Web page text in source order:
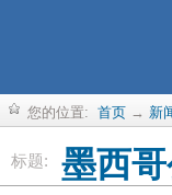
您的位置: 首页 → 新
标题: 墨西